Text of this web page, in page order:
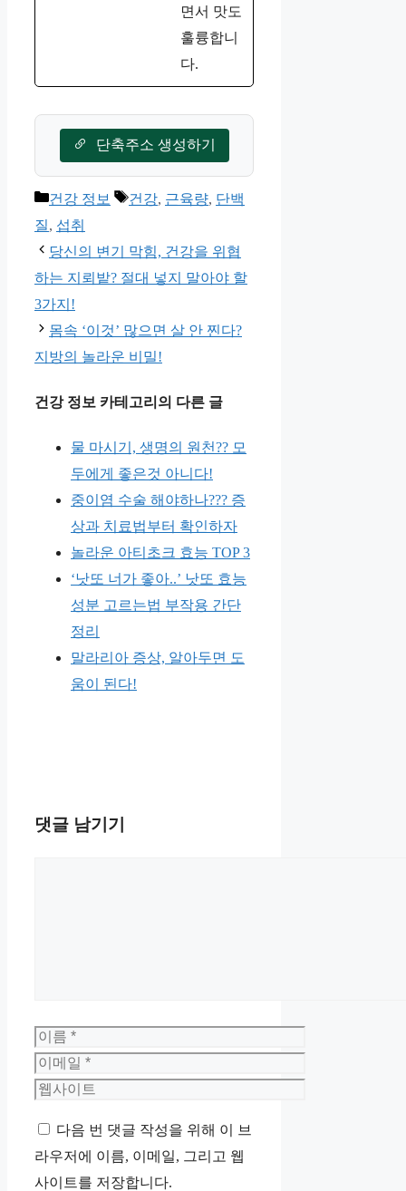
면서 맛도
훌륭합니
다.
단축주소 생성하기
카
테
고
리
건강 정보
태
건강, 근육량, 단백
질, 섭취
당신의 변기 막힘, 건강을 위협
하는 지뢰밭? 절대 넣지 말아야 할
3가지!
몸속 ‘이것’ 많으면 살 안 찐다?
지방의 놀라운 비밀!
건강 정보 카테고리의 다른 글
물 마시기, 생명의 원천?? 모
두에게 좋은것 아니다!
중이염 수술 해야하나??? 증
상과 치료법부터 확인하자
놀라운 아티초크 효능 TOP 3
‘낫또 너가 좋아..’ 낫또 효능
성분 고르는법 부작용 간단
정리
말라리아 증상, 알아두면 도
움이 된다!
댓글 남기기
이
름
이
메
웹
트
다음 번 댓글 작성을 위해 이 브
라우저에 이름, 이메일, 그리고 웹
사이트를 저장합니다.